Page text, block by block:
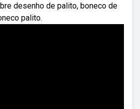
desenho de palito, boneco de
palito.